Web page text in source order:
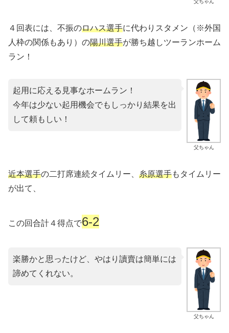
父ちゃん
４回表には、不振のロハス選手に代わりスタメン（※外国
人枠の関係もあり）の陽川選手が勝ち越しツーランホーム
ラン！
父ちゃん
起用に応える見事なホームラン！
今年は少ない起用機会でもしっかり結果を出
して頼もしい！
近本選手の二打席連続タイムリー、 糸原選手もタイムリー
が出て、
この回合計４得点で6-2
父ちゃん
楽勝かと思ったけど、やはり讀賣は簡単には
諦めてくれない。